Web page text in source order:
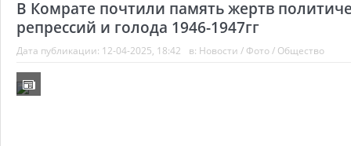
В Комрате почтили память жертв
репрессий и голода 1946-1947гг
Дата публикации: 12-04-2025, 18:42 в: Новости / Фото/ Общество